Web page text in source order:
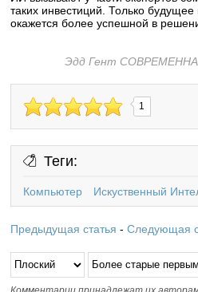
таких инвестиций. Только будущее
окажется более успешной в
Эдд Гент
1
Теги:
Компьютер Искуственный
Предыдущая статья -Следующая